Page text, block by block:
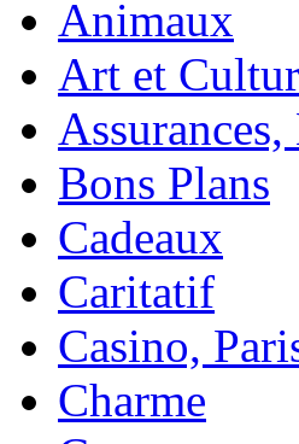
Animaux
Art et
Bons Plans
Cadeaux
Caritatif
Casino,
Charme